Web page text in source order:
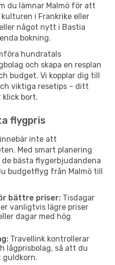
du lämnar Malmö för att
i Frankrike eller
något nytt i Bastia
bokning.
hundratals
och skapa en resplan
budget. Vi kopplar dig till
viktiga resetips – ditt
bort.
flygpris
inte att
Med smart planering
de bästa flygerbjudandena
budgetflyg från Malmö till
bättre priser: Tisdagar
vanligtvis lägre priser
dagar med hög
Travellink kontrollerar
lågprisbolag, så att du
guldkorn.